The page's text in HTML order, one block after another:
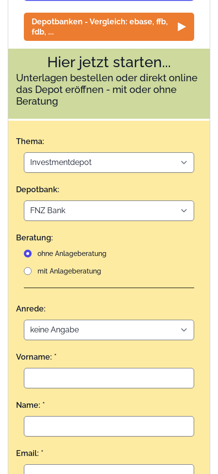
Depotbanken - Vergleich: ebase, ffb,
fdb, ...
Hier jetzt starten...
Unterlagen bestellen oder direkt online
das Depot eröffnen - mit oder ohne
Beratung
Thema:
Depotbank:
Beratung:
ohne Anlageberatung
mit Anlageberatung
Anrede:
Vorname: *
Name: *
Email: *